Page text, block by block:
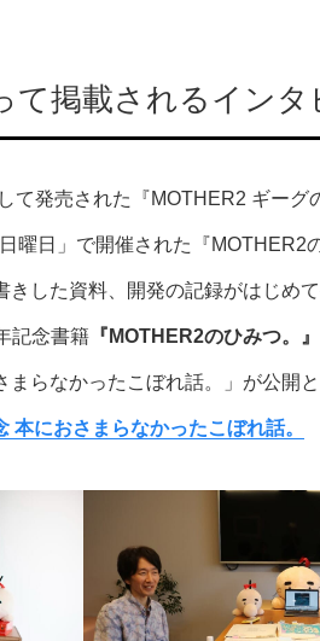
て掲載されるインタ
発売された『MOTHER2 ギーグ
曜日」で開催された『MOTHER2
した資料、開発の記録がはじめて
記念書籍『MOTHER2のひみつ。』
らなかったこぼれ話。」が公開と
本におさまらなかったこぼれ話。